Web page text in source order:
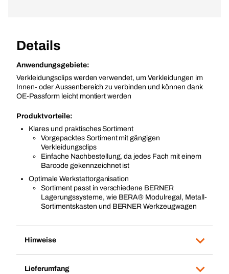
Details
Anwendungsgebiete:
Verkleidungsclips werden verwendet, um Verkleidungen im
Innen- oder Aussenbereich zu verbinden und können dank
OE-Passform leicht montiert werden
Produktvorteile:
Klares und praktisches Sortiment
Vorgepacktes Sortiment mit gängigen
Verkleidungsclips
Einfache Nachbestellung, da jedes Fach mit einem
Barcode gekennzeichnet ist
Optimale Werkstattorganisation
Sortiment passt in verschiedene BERNER
Lagerungssysteme, wie BERA® Modulregal, Metall-
Sortimentskasten und BERNER Werkzeugwagen
Hinweise
Lieferumfang